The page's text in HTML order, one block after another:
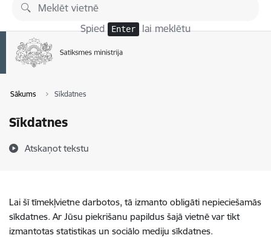
Pāriet uz lapas saturu
Spied Enter lai meklētu
Sākums Sīkdatnes
Sīkdatnes
Atskaņot tekstu
Lai šī tīmekļvietne darbotos, tā izmanto obligāti nepieciešamās
sīkdatnes. Ar Jūsu piekrišanu papildus šajā vietnē var tikt
izmantotas statistikas un sociālo mediju sīkdatnes.